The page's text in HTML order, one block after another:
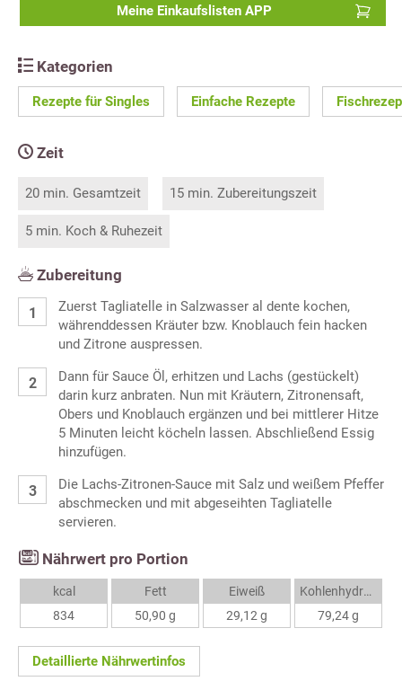
Meine Einkaufslisten APP
Kategorien
Rezepte für Singles Einfache Rezepte
Zeit
20 min. Gesamtzeit 15 min. Zubereitungszeit
5 min. Koch & Ruhezeit
Zubereitung
Zuerst Tagliatelle in Salzwasser al dente kochen,
währenddessen Kräuter bzw. Knoblauch fein hacken
und Zitrone auspressen.
Dann für Sauce Öl, erhitzen und Lachs (gestückelt)
darin kurz anbraten. Nun mit Kräutern, Zitronensaft,
Obers und Knoblauch ergänzen und bei mittlerer Hitze
5 Minuten leicht köcheln lassen. Abschließend Essig
hinzufügen.
Die Lachs-Zitronen-Sauce mit Salz und weißem Pfeffer
abschmecken und mit abgeseihten Tagliatelle
servieren.
Nährwert pro Portion
kcal
834
Fett
50,90 g
Eiweiß
29,12 g
Kohlenhydrate
79,24 g
Detaillierte Nährwertinfos